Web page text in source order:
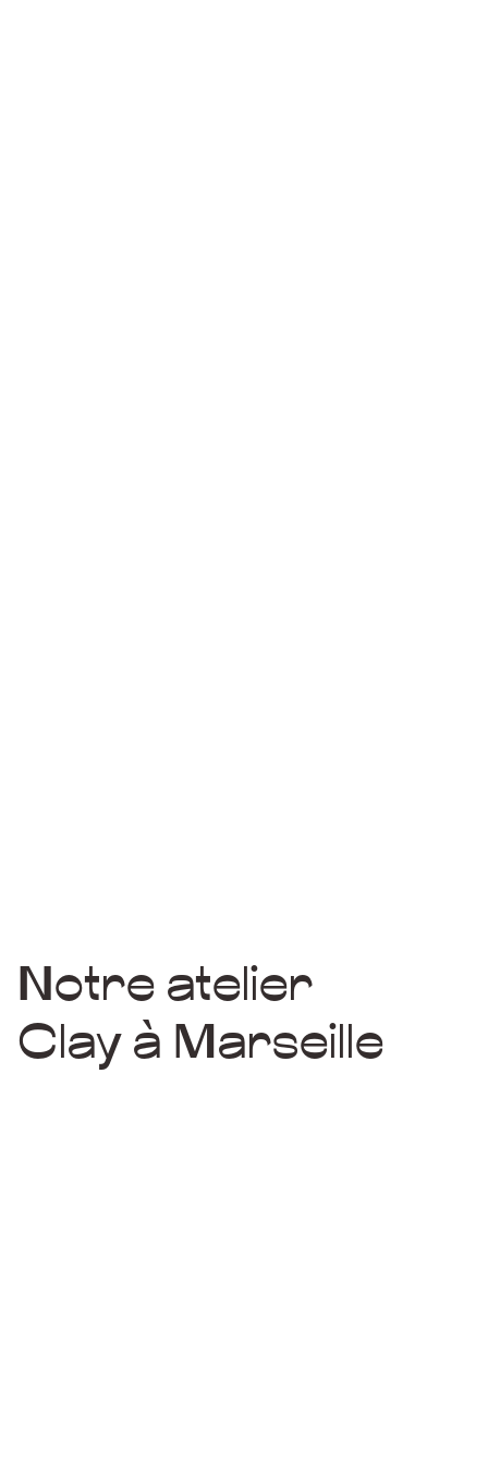
Notre atelier
Clay à Marseille